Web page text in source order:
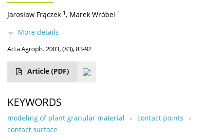
Jarosław Frączek 1, Marek Wróbel 1
More details
Acta Agroph. 2003, (83), 83-92
Article (PDF)
KEYWORDS
modeling of plant granular material
contact points
contact surface